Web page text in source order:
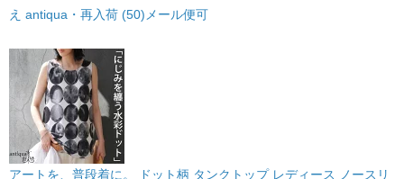
え antiqua・再入荷 (50)メール便可
アートを、普段着に。 ドット柄 タンクトップ レディース ノースリ